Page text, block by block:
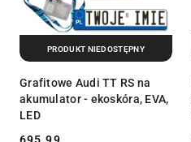
Grafitowe Audi TT RS na
akumulator - ekoskóra, EVA,
LED
PRODUKT NIEDOSTĘPNY